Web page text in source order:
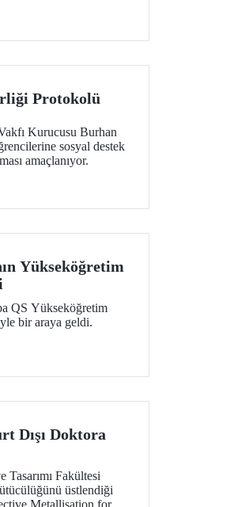
Protokolü
Kurucusu Burhan
sosyal destek
amaçlanıyor.
Yükseköğretim
QS Yükseköğretim
bir araya geldi.
Dışı Doktora
Fakültesi
üstlendiği
Metallisation for